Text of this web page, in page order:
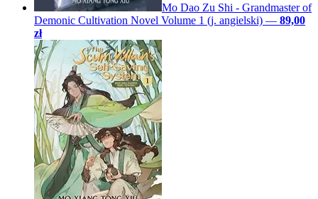
Mo Dao Zu Shi - Grandmaster of
Demonic Cultivation Novel Volume 1 (j. angielski) — 89,00
zł